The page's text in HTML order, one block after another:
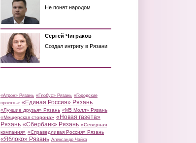
Не понят народом
Сергей Чиграков
Создал интригу в Рязани
«Атрон» Рязань «Глобус» Рязань «Городские
проекты» «Единая Россия» Рязань
«Лучшие друзья» Рязань «М5 Молл» Рязань
«Мещерская сторона» «Новая газета»
Рязань «Сбербанк» Рязань «Северная
компания» «Справедливая Россия» Рязань
«Яблоко» Рязань Александр Чайка